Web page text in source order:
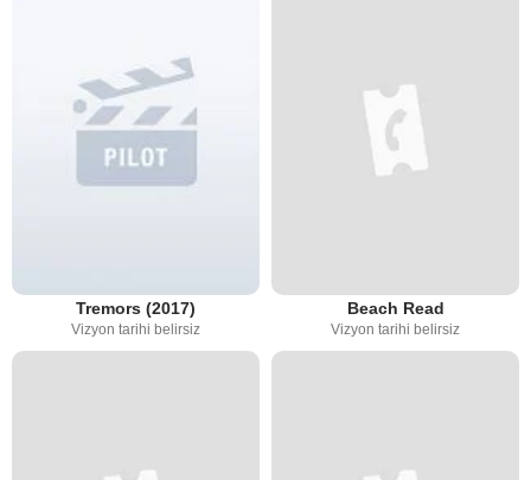
Tremors (2017)
Vizyon tarihi belirsiz
Beach Read
Vizyon tarihi belirsiz